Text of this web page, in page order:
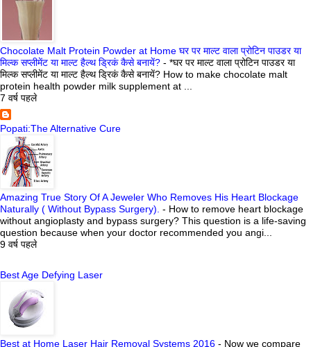
Chocolate Malt Protein Powder at Home घर पर माल्ट वाला प्रोटिन पाउडर या
मिल्क सप्लीमेंट या माल्ट हैल्थ ड्रिकं कैसे बनायें? - *घर पर माल्ट वाला प्रोटिन पाउडर या
मिल्क सप्लीमेंट या माल्ट हैल्थ ड्रिकं कैसे बनायें? How to make chocolate malt
protein health powder milk supplement at ...
7 वर्ष पहले
Popati:The Alternative Cure
Amazing True Story Of A Jeweler Who Removes His Heart Blockage
Naturally ( Without Bypass Surgery). - How to remove heart blockage
without angioplasty and bypass surgery? This question is a life-saving
question because when your doctor recommended you angi...
9 वर्ष पहले
Best Age Defying Laser
Best at Home Laser Hair Removal Systems 2016 - Now we compare